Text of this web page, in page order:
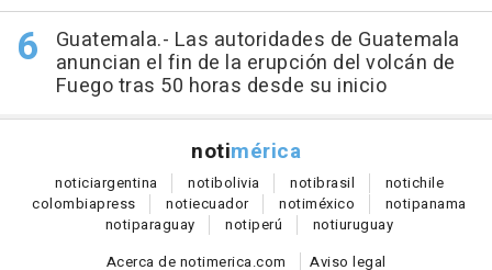
Guatemala.- Las autoridades de Guatemala
anuncian el fin de la erupción del volcán de
Fuego tras 50 horas desde su inicio
notimérica
noticiargentina notibolivia notibrasil notichile
colombiapress notiecuador notiméxico notipanama
notiparaguay notiperú notiuruguay
Acerca de notimerica.com
Aviso legal